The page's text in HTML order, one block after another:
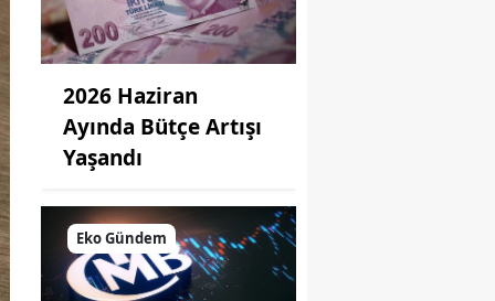
2026 Haziran
Ayında Bütçe Artışı
Yaşandı
Eko Gündem